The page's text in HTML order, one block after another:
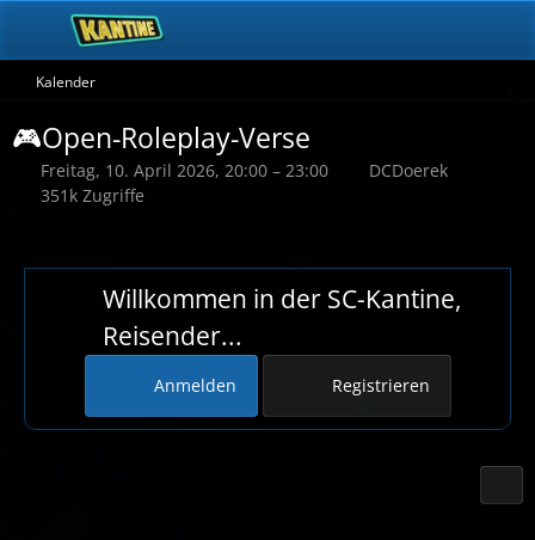
Kalender
🎮Open-Roleplay-Verse
Freitag, 10. April 2026, 20:00 – 23:00
DCDoerek
351k Zugriffe
Willkommen in der SC-Kantine,
Reisender...
Anmelden Registrieren